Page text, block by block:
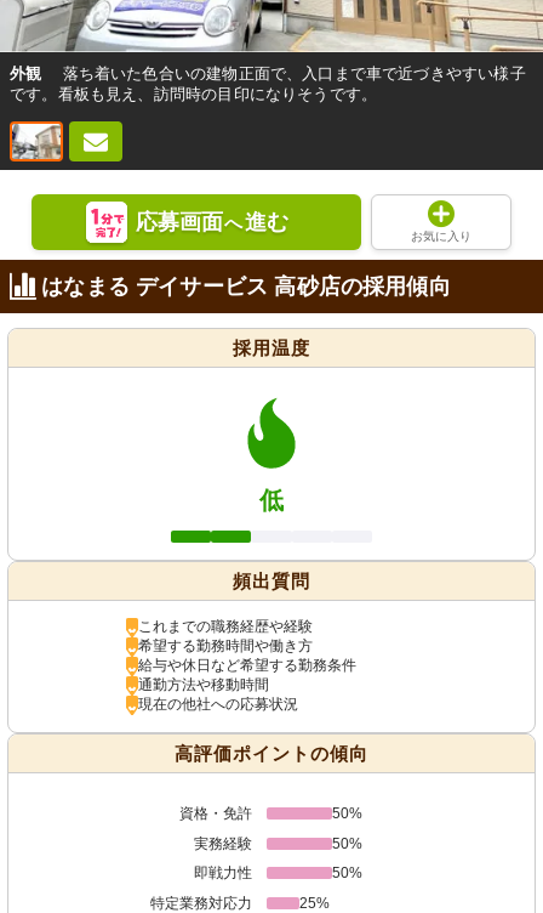
外観
落ち着いた色合いの建物正面で、入口まで車で近づきやすい様子
です。看板も見え、訪問時の目印になりそうです。
応募画面へ進む
お気に入り
はなまる デイサービス 高砂店の採用傾向
採用温度
低
頻出質問
これまでの職務経歴や経験
希望する勤務時間や働き方
給与や休日など希望する勤務条件
通勤方法や移動時間
現在の他社への応募状況
高評価ポイントの傾向
資格・免許
50%
実務経験
50%
即戦力性
50%
特定業務対応力
25%